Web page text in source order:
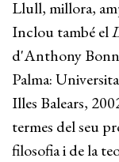
Llull, millora,
Inclou també el
d'Anthony
Palma:
Illes Balears,
termes del seu
filosofia i de la